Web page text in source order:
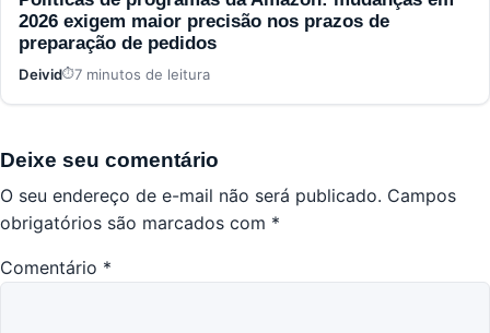
2026 exigem maior precisão nos prazos de
preparação de pedidos
Deivid 7 minutos de leitura
Deixe seu comentário
O seu endereço de e-mail não será publicado. Campos
obrigatórios são marcados com *
Comentário *